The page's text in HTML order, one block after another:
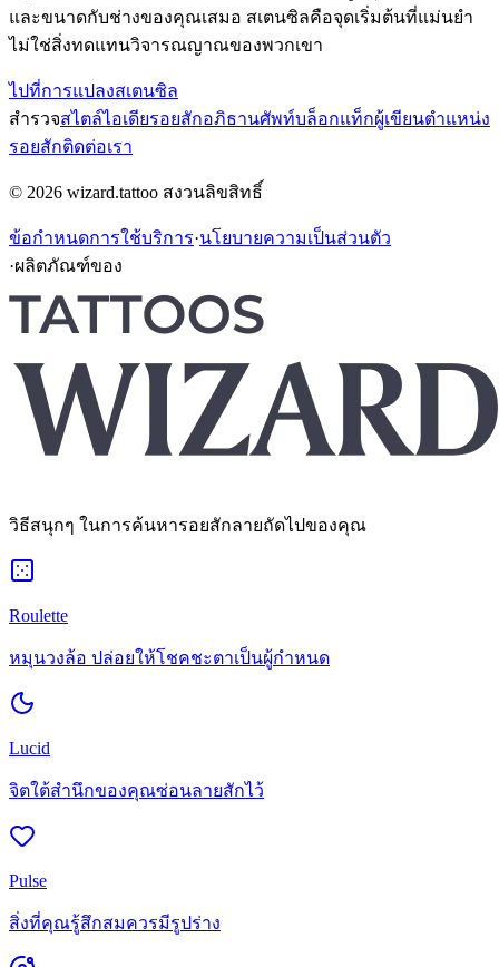
และขนาดกับช่างของคุณเสมอ สเตนซิลคือจุดเริ่มต้นที่แม่นยำ
ไม่ใช่สิ่งทดแทนวิจารณญาณของพวกเขา
ไปที่การแปลงสเตนซิล
สำรวจสไตล์ไอเดียรอยสักอภิธานศัพท์บล็อกแท็กผู้เขียนตำแหน่ง
รอยสักติดต่อเรา
© 2026 wizard.tattoo สงวนลิขสิทธิ์
ข้อกำหนดการใช้บริการ·นโยบายความเป็นส่วนตัว
·ผลิตภัณฑ์ของ
วิธีสนุกๆ ในการค้นหารอยสักลายถัดไปของคุณ
Roulette
หมุนวงล้อ ปล่อยให้โชคชะตาเป็นผู้กำหนด
Lucid
จิตใต้สำนึกของคุณซ่อนลายสักไว้
Pulse
สิ่งที่คุณรู้สึกสมควรมีรูปร่าง